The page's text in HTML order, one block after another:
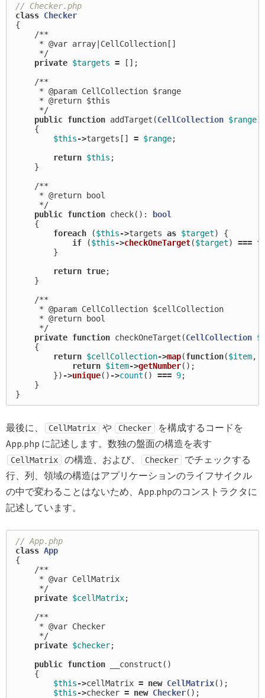
// Checker.php
class Checker
{
/**
     * @var array|CellCollection[]
     */
private $targets =
[];
/**
     * @param CellCollection $range
     * @return $this
     */
public function addTarget (CellCollection $range)
{
$this->targets [] = $range;
return $this ;
}
/**
     * @return bool
     */
public function check():
bool
{
foreach
($this->targets as $target)
{
if
($this->checkOneTarget($target) ===
}
return true;
}
/**
     * @param CellCollection $cellCollection
     * @return bool
     */
private function checkOneTarget (CellCollection
{
return $cellCollection->map(function($item,
return $item->getNumber();
}) ->unique() ->count () === 9;
}
}
最後に、 CellMatrix や Checker
を構成するコードを
App.php に記述します。数独の盤面の構造を表す
CellMatrix の構造、および、 Checker
でチェックする
行、列、領域の構造はアプリケーションのライフサイクル
の中で変わることはないため、App.phpのコンストラクタに
記述しています。
// App.php
class App
{
/**
     * @var CellMatrix
     */
private $cellMatrix;
/**
     * @var Checker
     */
private $checker;
public function __construct ()
{
$this->cellMatrix = new CellMatrix();
$this->checker = new Checker();